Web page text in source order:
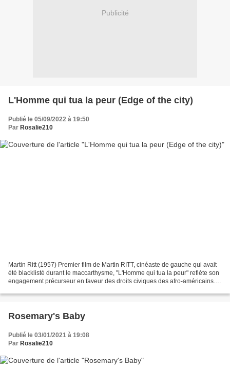
Publicité
L'Homme qui tua la peur (Edge of the city)
Publié le 05/09/2022 à 19:50
Par Rosalie210
Martin Ritt (1957) Premier film de Martin RITT, cinéaste de gauche qui avait
été blacklisté durant le maccarthysme, "L'Homme qui tua la peur" reflète son
engagement précurseur en faveur des droits civiques des afro-américains.
Rosemary's Baby
Publié le 03/01/2021 à 19:08
Par Rosalie210